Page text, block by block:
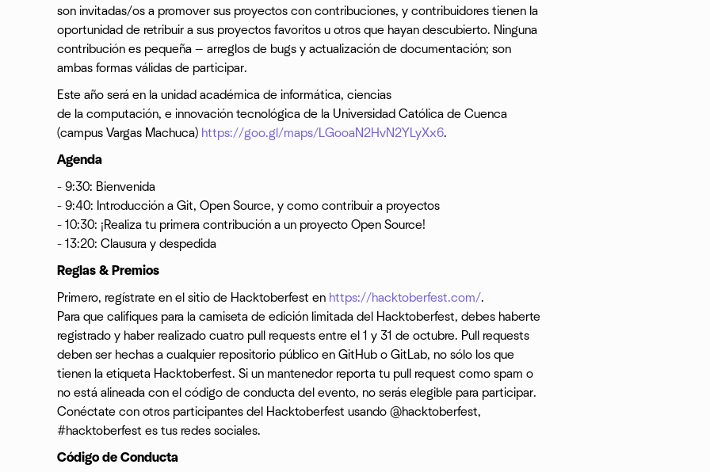
son invitadas/os a promover sus proyectos con contribuciones, y contribuidores tienen la
oportunidad de retribuir a sus proyectos favoritos u otros que hayan descubierto. Ninguna
contribución es pequeña — arreglos de bugs y actualización de documentación; son
ambas formas válidas de participar.
Este año será en la unidad académica de informática, ciencias
de la computación, e innovación tecnológica de la Universidad Católica de Cuenca
(campus Vargas Machuca) https://goo.gl/maps/LGooaN2HvN2YLyXx6.
Agenda
- 9:30: Bienvenida
- 9:40: Introducción a Git, Open Source, y como contribuir a proyectos
- 10:30: ¡Realiza tu primera contribución a un proyecto Open Source!
- 13:20: Clausura y despedida
Reglas & Premios
Primero, regístrate en el sitio de Hacktoberfest en https://hacktoberfest.com/.
Para que califiques para la camiseta de edición limitada del Hacktoberfest, debes haberte
registrado y haber realizado cuatro pull requests entre el 1 y 31 de octubre. Pull requests
deben ser hechas a cualquier repositorio público en GitHub o GitLab, no sólo los que
tienen la etiqueta Hacktoberfest. Si un mantenedor reporta tu pull request como spam o
no está alineada con el código de conducta del evento, no serás elegible para participar.
Conéctate con otros participantes del Hacktoberfest usando @hacktoberfest,
#hacktoberfest es tus redes sociales.
Código de Conducta